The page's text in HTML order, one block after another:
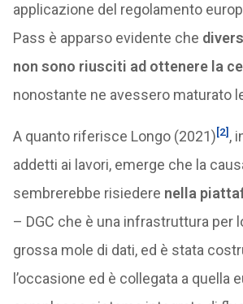
applicazione del regolamento
Pass è apparso evidente che
non sono riusciti ad ottenere la
nonostante ne avessero maturato
A quanto riferisce Longo (2021)[2] ,
addetti ai lavori, emerge che la
sembrerebbe risiedere nella
– DGC che è una infrastruttura per
grossa mole di dati, ed è stata
l’occasione ed è collegata a quella